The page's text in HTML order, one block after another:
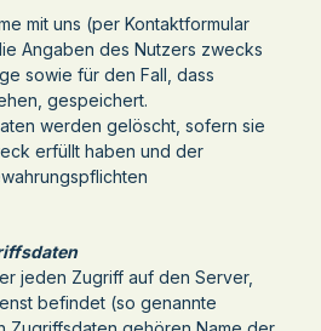
mit uns (per Kontaktformular
Angaben des Nutzers zwecks
sowie für den Fall, dass
gespeichert.
werden gelöscht, sofern sie
erfüllt haben und der
jeden Zugriff auf den Server,
befindet (so genannte